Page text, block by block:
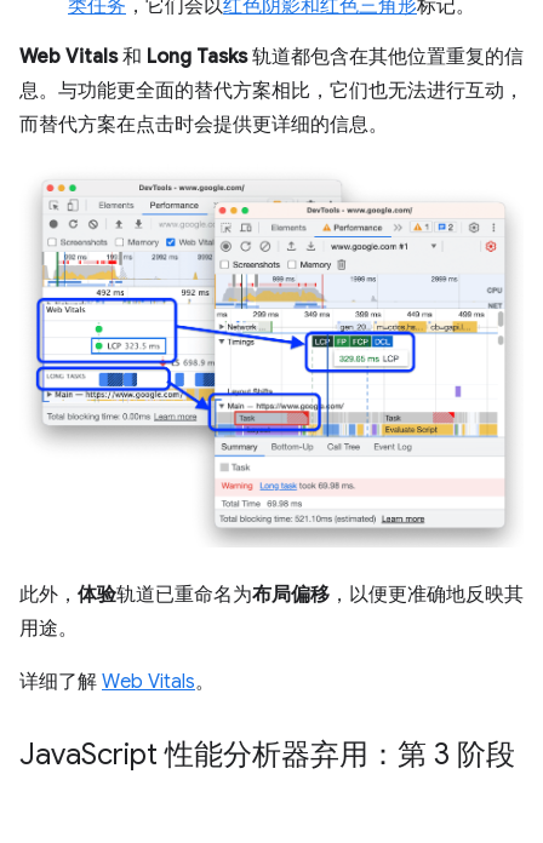
类任务 ，它们会以红色阴影和红色三角形标记。
Web Vitals和 Long Tasks轨道都包含在其他位置重复的信
息。与功能更全面的替代方案相比，它们也无法进行互动，
而替代方案在点击时会提供更详细的信息。
此外， 体验轨道已重命名为布局偏移 ，以便更准确地反映其
用途。
详细了解 Web Vitals。
JavaScript 性能分析器弃用：第 3 阶段